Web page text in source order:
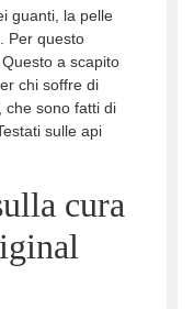
guanti, la pelle
Per questo
a scapito
chi soffre di
che sono fatti di
sulle api
cura